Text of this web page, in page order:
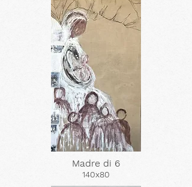
Madre di 6
140x80